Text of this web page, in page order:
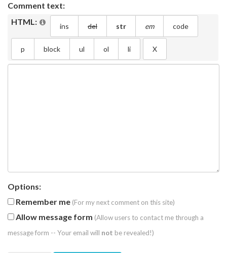
Comment text:
HTML:
Options:
Remember me (For my next comment on this site)
Allow message form (Allow users to contact me through a
message form -- Your email will not be revealed!)